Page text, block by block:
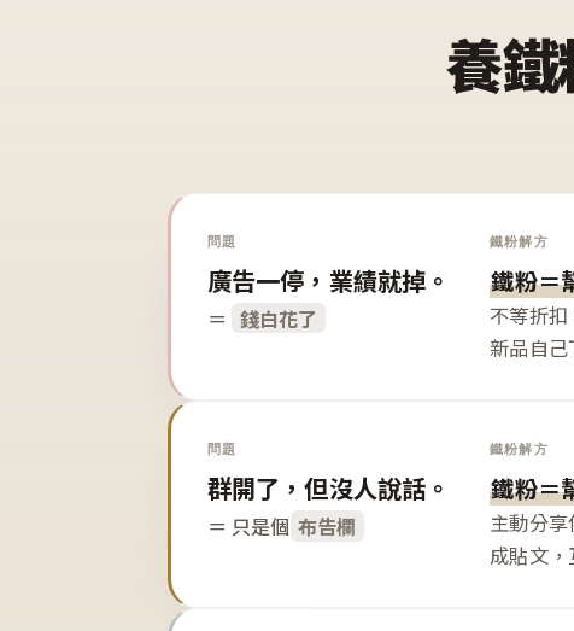
養鐵
問題
廣告一停，業績就掉。
＝ 錢白花了
鐵粉解方
鐵粉＝
不等折
新品自己
問題
群開了，但沒人說話。
＝ 只是個 布告欄
鐵粉解方
鐵粉＝
主動分
成貼文，